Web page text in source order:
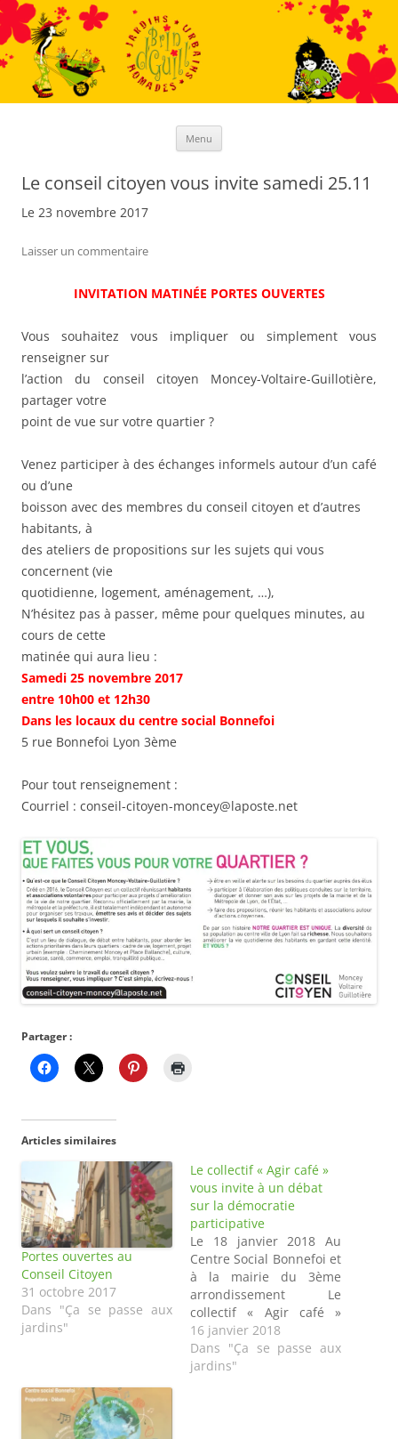
Menu
Le conseil citoyen vous invite samedi 25.11
Le 23 novembre 2017
Laisser un commentaire
INVITATION MATINÉE PORTES OUVERTES
Vous souhaitez vous impliquer ou simplement vous
renseigner sur
l’action du conseil citoyen Moncey-Voltaire-Guillotière,
partager votre
point de vue sur votre quartier ?
Venez participer à des échanges informels autour d’un café
ou d’une
boisson avec des membres du conseil citoyen et d’autres
habitants, à
des ateliers de propositions sur les sujets qui vous
concernent (vie
quotidienne, logement, aménagement, …),
N’hésitez pas à passer, même pour quelques minutes, au
cours de cette
matinée qui aura lieu :
Samedi 25 novembre 2017
entre 10h00 et 12h30
Dans les locaux du centre social Bonnefoi
5 rue Bonnefoi Lyon 3ème
Pour tout renseignement :
Courriel : conseil-citoyen-moncey@laposte.net
Partager :
Articles similaires
Portes ouvertes au
Conseil Citoyen
31 octobre 2017
Dans "Ça se passe aux
jardins"
Le collectif « Agir café »
vous invite à un débat
sur la démocratie
participative
Le 18 janvier 2018 Au
Centre Social Bonnefoi et
à la mairie du 3ème
arrondissement Le
collectif « Agir café »
vous invite à un débat
sur la démocratie
participative « Projets
16 janvier 2018
Dans "Ça se passe aux
jardins"